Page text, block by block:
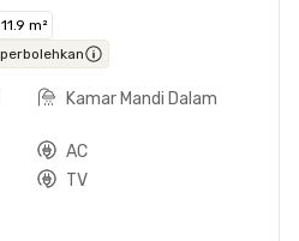
11.9 m²
Kamar Mandi Dalam
AC
TV